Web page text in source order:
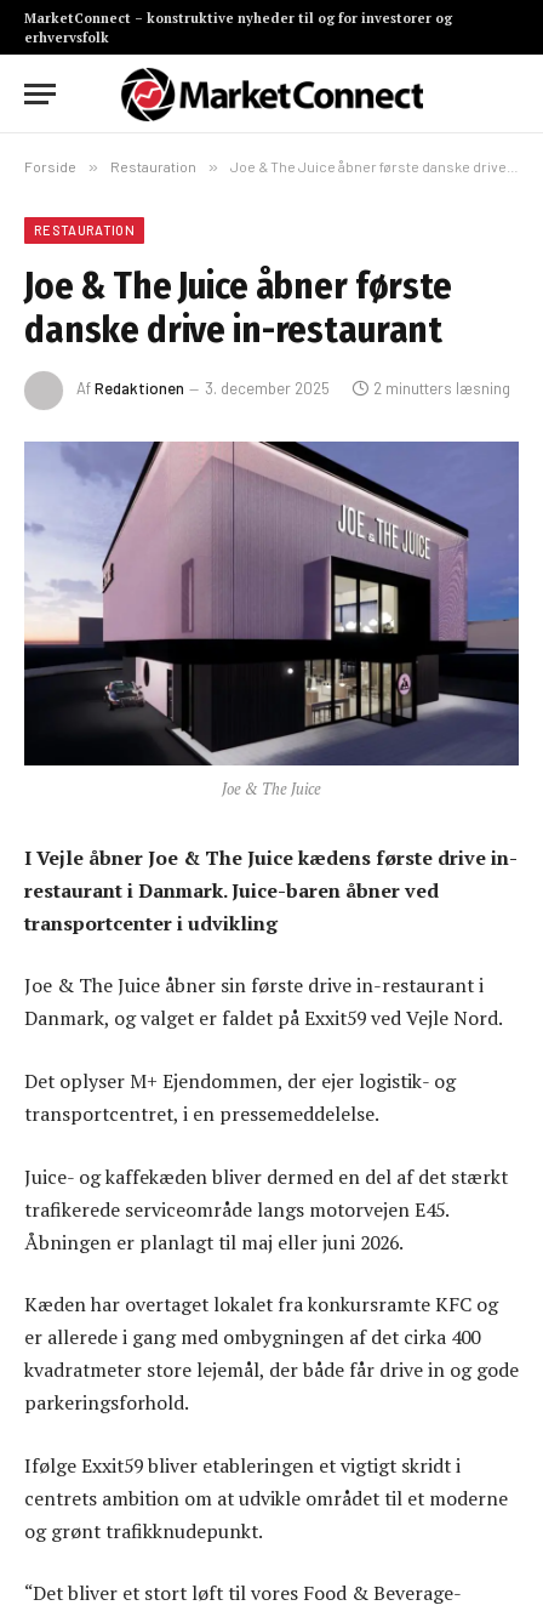
MarketConnect – konstruktive nyheder til og for investorer og
erhvervsfolk
Forside » Restauration » Joe & The Juice åbner første danske drive in-restaurant
RESTAURATION
Joe & The Juice åbner første
danske drive in-restaurant
AfRedaktionen 3. december 2025 2 minutters læsning
Joe & The Juice
I Vejle åbner Joe & The Juice kædens første drive in-
restaurant i Danmark. Juice-baren åbner ved
transportcenter i udvikling
Joe & The Juice åbner sin første drive in-restaurant i
Danmark, og valget er faldet på Exxit59 ved Vejle Nord.
Det oplyser M+ Ejendommen, der ejer logistik- og
transportcentret, i en pressemeddelelse.
Juice- og kaffekæden bliver dermed en del af det stærkt
trafikerede serviceområde langs motorvejen E45.
Åbningen er planlagt til maj eller juni 2026.
Kæden har overtaget lokalet fra konkursramte KFC og
er allerede i gang med ombygningen af det cirka 400
kvadratmeter store lejemål, der både får drive in og gode
parkeringsforhold.
Ifølge Exxit59 bliver etableringen et vigtigt skridt i
centrets ambition om at udvikle området til et moderne
og grønt trafikknudepunkt.
“Det bliver et stort løft til vores Food & Beverage-